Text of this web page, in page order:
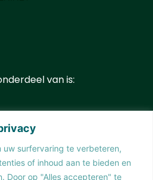
uw surfervaring te verbeteren,
of inhoud aan te bieden en
Door op "Alles accepteren" te
van is: